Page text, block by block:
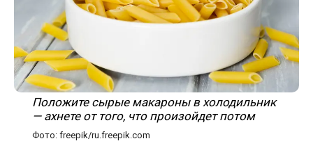
Положите сырые макароны в холодильник
— ахнете от того, что произойдет потом
Фото: freepik/ru.freepik.com